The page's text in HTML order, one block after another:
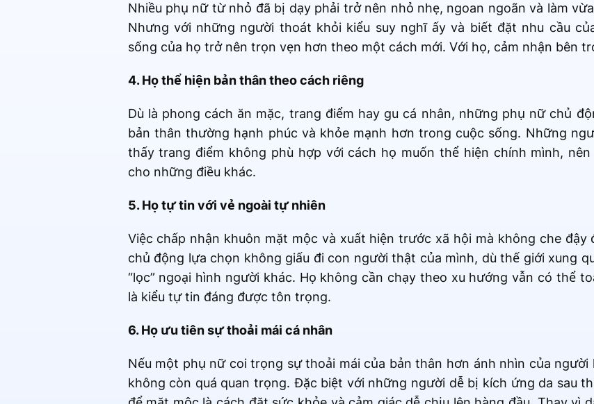
Nhiều phụ nữ từ nhỏ đã bị dạy phải trở nên nhỏ nhẹ, ngoan ngoãn và làm
Nhưng với những người thoát khỏi kiểu suy nghĩ ấy và biết đặt nhu cầu
sống của họ trở nên trọn vẹn hơn theo một cách mới. Với họ, cảm nhận bên
4. Họ thể hiện bản thân theo cách riêng
Dù là phong cách ăn mặc, trang điểm hay gu cá nhân, những phụ nữ chủ
bản thân thường hạnh phúc và khỏe mạnh hơn trong cuộc sống. Những
thấy trang điểm không phù hợp với cách họ muốn thể hiện chính mình,
cho những điều khác.
5. Họ tự tin với vẻ ngoài tự nhiên
Việc chấp nhận khuôn mặt mộc và xuất hiện trước xã hội mà không che
chủ động lựa chọn không giấu đi con người thật của mình, dù thế giới xung
“lọc” ngoại hình người khác. Họ không cần chạy theo xu hướng vẫn có thể
là kiểu tự tin đáng được tôn trọng.
6. Họ ưu tiên sự thoải mái cá nhân
Nếu một phụ nữ coi trọng sự thoải mái của bản thân hơn ánh nhìn của
không còn quá quan trọng. Đặc biệt với những người dễ bị kích ứng da sau